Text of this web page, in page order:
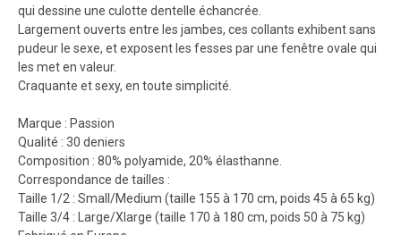
qui dessine une culotte dentelle échancrée.
Largement ouverts entre les jambes, ces collants exhibent sans
pudeur le sexe, et exposent les fesses par une fenêtre ovale qui
les met en valeur.
Craquante et sexy, en toute simplicité.
Marque : Passion
Qualité : 30 deniers
Composition : 80% polyamide, 20% élasthanne.
Correspondance de tailles :
Taille 1/2 : Small/Medium (taille 155 à 170 cm, poids 45 à 65 kg)
Taille 3/4 : Large/Xlarge (taille 170 à 180 cm, poids 50 à 75 kg)